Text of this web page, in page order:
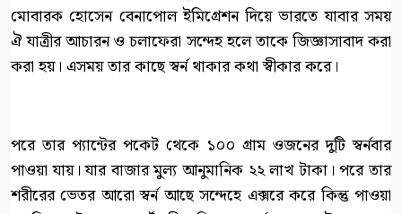
মোবারক হোসেন বেনাপোল ইমিগ্রেশন দিয়ে ভারতে যাবার সময়
ঐ যাত্রীর আচারন ও চলাফেরা সন্দেহ হলে তাকে জিজ্ঞাসাবাদ করা
করা হয়। এসময় তার কাছে স্বর্ন থাকার কথা স্বীকার করে।
পরে তার প্যান্টের পকেট থেকে ১০০ গ্রাম ওজনের দুটি স্বর্নবার
পাওয়া যায়। যার বাজার মুল্য আনুমানিক ২২ লাখ টাকা। পরে তার
শরীরের ভেতর আরো স্বর্ন আছে সন্দেহে এক্সরে করে কিন্তু পাওয়া